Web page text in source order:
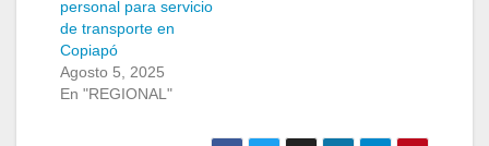
personal para servicio
de transporte en
Copiapó
Agosto 5, 2025
En "REGIONAL"